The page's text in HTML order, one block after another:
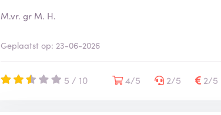
M.vr. gr M. H.
Geplaatst op: 23-06-2026
5 / 10 4/5 2/5 2/5